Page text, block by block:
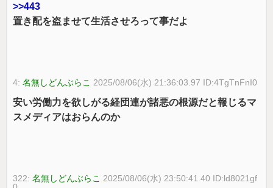
>>443
置き配を盗ませて生活させろって事だよ
4:名無しどんぶらこ 2025/08/06(水) 21:36:03.97 ID:4TgTnFnI0
安い労働力を欲しがる経団連が諸悪の根源だと報じるマ
スメディアはおらんのか
322:名無しどんぶらこ 2025/08/06(水) 23:50:41.40 ID:ld8021gf